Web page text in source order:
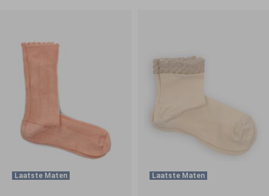
Laatste Maten Laatste Maten